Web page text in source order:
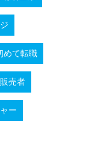
めて転職
売者
ー